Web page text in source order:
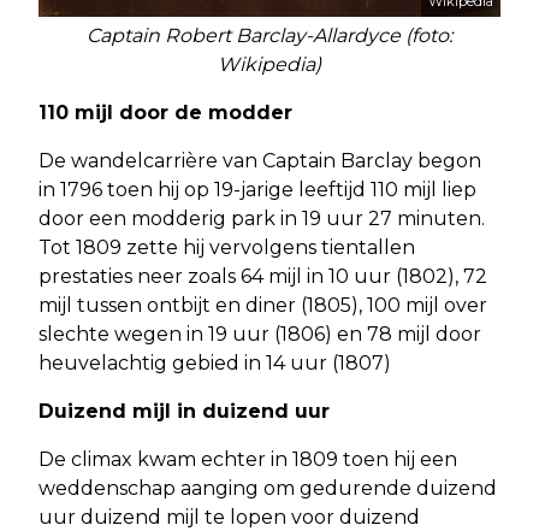
Captain Robert Barclay-Allardyce (foto:
Wikipedia)
110 mijl door de modder
De wandelcarrière van Captain Barclay begon
in 1796 toen hij op 19-jarige leeftijd 110 mijl liep
door een modderig park in 19 uur 27 minuten.
Tot 1809 zette hij vervolgens tientallen
prestaties neer zoals 64 mijl in 10 uur (1802), 72
mijl tussen ontbijt en diner (1805), 100 mijl over
slechte wegen in 19 uur (1806) en 78 mijl door
heuvelachtig gebied in 14 uur (1807)
Duizend mijl in duizend uur
De climax kwam echter in 1809 toen hij een
weddenschap aanging om gedurende duizend
uur duizend mijl te lopen voor duizend